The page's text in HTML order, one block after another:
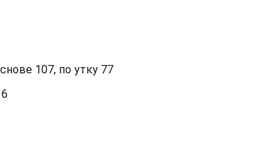
107, по утку 77